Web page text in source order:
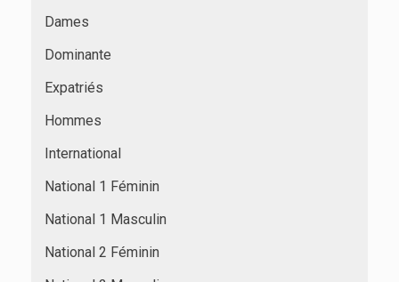
Dames
Dominante
Expatriés
Hommes
International
National 1 Féminin
National 1 Masculin
National 2 Féminin